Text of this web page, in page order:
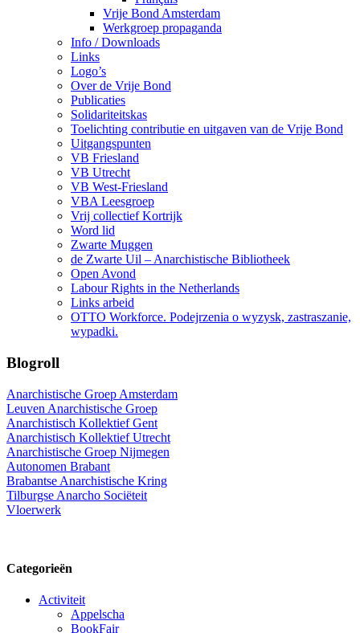
Vrije Bond Amsterdam
Werkgroep propaganda
Info / Downloads
Links
Logo’s
Over de Vrije Bond
Publicaties
Solidariteitskas
Toelichting contributie en uitgaven van de Vrije Bond
Uitgangspunten
VB Friesland
VB Utrecht
VB West-Friesland
VBA Leesgroep
Vrij collectief Kortrijk
Word lid
Zwarte Muggen
de Zwarte Uil – Anarchistische Bibliotheek
Open Avond
Labour Rights in the Netherlands
Links arbeid
OTTO Workforce. Podejrzenia o wyzysk, zastraszanie,
wypadki.
Blogroll
Anarchistische Groep Amsterdam
Leuven Anarchistische Groep
Anarchistisch Kollektief Gent
Anarchistisch Kollektief Utrecht
Anarchistische Groep Nijmegen
Autonomen Brabant
Brabantse Anarchistische Kring
Tilburgse Anarcho Sociëteit
Vloerwerk
Categorieën
Activiteit
Appelscha
BookFair